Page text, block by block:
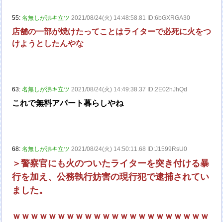
55:名無しが沸キ立ツ 2021/08/24(火) 14:48:58.81 ID:6bGXRGA30
店舗の一部が焼けたってことはライターで必死に火をつ
けようとしたんやな
63:名無しが沸キ立ツ 2021/08/24(火) 14:49:38.37 ID:2E02hJhQd
これで無料アパート暮らしやね
68:名無しが沸キ立ツ 2021/08/24(火) 14:50:11.68 ID:J1599RsU0
＞警察官にも火のついたライターを突き付ける暴
行を加え、公務執行妨害の現行犯で逮捕されてい
ました。
ｗｗｗｗｗｗｗｗｗｗｗｗｗｗｗｗｗｗｗｗｗｗ